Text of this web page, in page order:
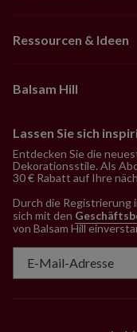
Ressourcen & Ideen
Balsam Hill
Lassen Sie sich
Entdecken Sie die
Dekorationsstile. Als
30 € Rabatt auf Ihre
Durch die Registrierung
sich mit den
von Balsam Hill